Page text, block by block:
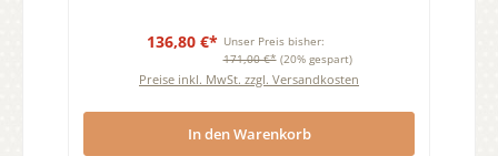
136,80 €* Unser Preis bisher:
171,00 €* (20% gespart)
Preise inkl. MwSt. zzgl. Versandkosten
In den Warenkorb